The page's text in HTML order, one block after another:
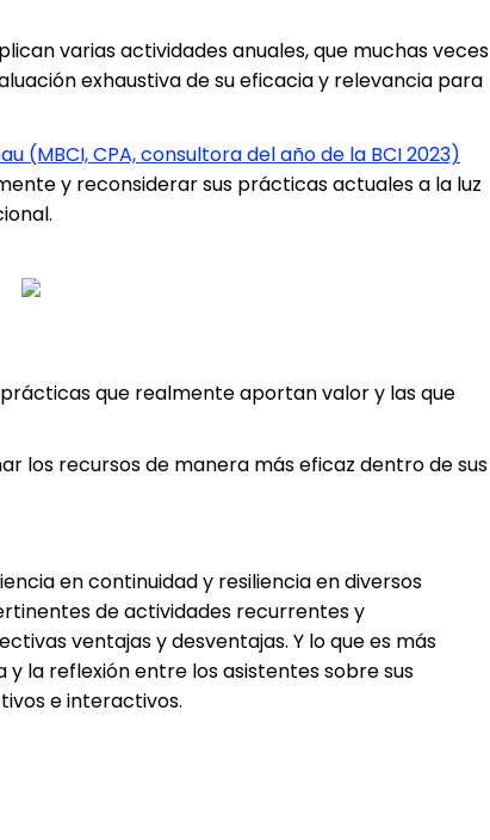
varias actividades anuales, que muchas veces
exhaustiva de su eficacia y relevancia para
(MBCI, CPA, consultora del año de la BCI 2023)
y reconsiderar sus prácticas actuales a la luz
que realmente aportan valor y las que
los recursos de manera más eficaz dentro de sus
en continuidad y resiliencia en diversos
de actividades recurrentes y
ventajas y desventajas. Y lo que es más
la reflexión entre los asistentes sobre sus
e interactivos.